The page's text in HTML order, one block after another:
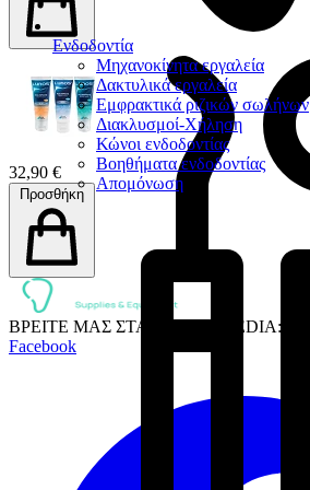
Ενδοδοντία
Μηχανοκίνητα εργαλεία
Δακτυλικά εργαλεία
Εμφρακτικά ριζικών σωλήνων
Διακλυσμοί-Χήληση
Κώνοι ενδοδοντίας
Βοηθήματα ενδοδοντίας
Απομόνωση
32,90 €
Προσθήκη
ΒΡΕΙΤΕ ΜΑΣ ΣΤΑ SOCIAL MEDIA:
Facebook